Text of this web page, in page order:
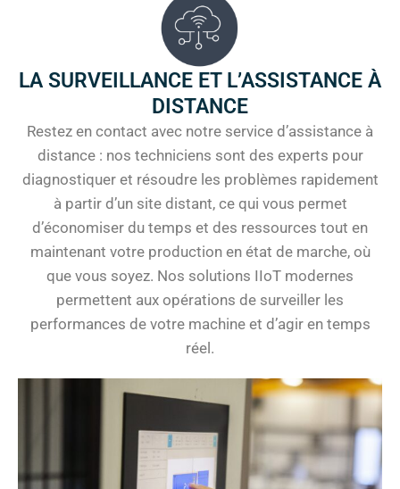
LA SURVEILLANCE ET L’ASSISTANCE À
DISTANCE
Restez en contact avec notre service d’assistance à
distance : nos techniciens sont des experts pour
diagnostiquer et résoudre les problèmes rapidement
à partir d’un site distant, ce qui vous permet
d’économiser du temps et des ressources tout en
maintenant votre production en état de marche, où
que vous soyez. Nos solutions IIoT modernes
permettent aux opérations de surveiller les
performances de votre machine et d’agir en temps
réel.